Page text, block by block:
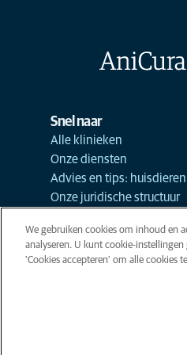
Snel naar
Alle klinieken
Onze diensten
Advies en tips: huisdieren
Onze juridische structuur
We gebruiken cookies om inhoud en
analyseren. U kunt cookie-
'Cookies accepteren' om alle cookies